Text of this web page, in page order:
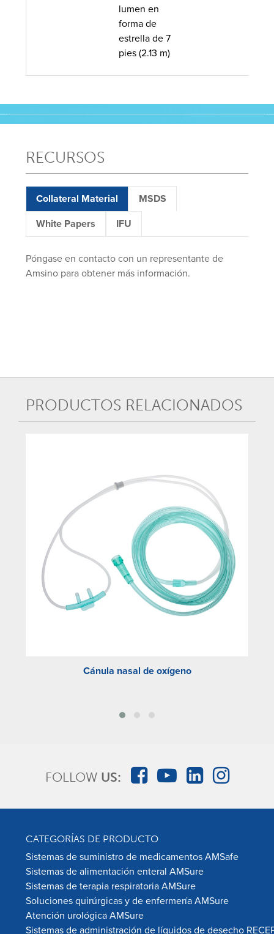
lumen en
forma de
estrella de 7
pies (2.13 m)
RECURSOS
Collateral Material MSDS
White Papers IFU
Póngase en contacto con un representante de
Amsino para obtener más información.
PRODUCTOS RELACIONADOS
Cánula nasal de oxígeno
FOLLOW US:
CATEGORÍAS DE PRODUCTO
Sistemas de suministro de medicamentos AMSafe
Sistemas de alimentación enteral AMSure
Sistemas de terapia respiratoria AMSure
Soluciones quirúrgicas y de enfermería AMSure
Atención urológica AMSure
Sistemas de administración de líquidos de desecho